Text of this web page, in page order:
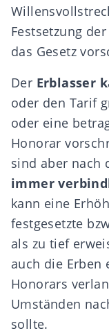
Festsetzung
das Gesetz
Der Erblasser
oder den Tarif
oder eine
Honorar
sind aber nach
immer
kann eine
festgesetzte
als zu tief
auch die Erben
Honorars
Umständen
sollte.